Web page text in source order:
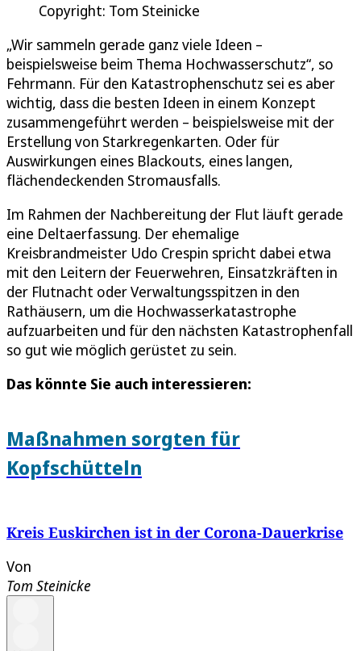
Copyright: Tom Steinicke
„Wir sammeln gerade ganz viele Ideen –
beispielsweise beim Thema Hochwasserschutz“, so
Fehrmann. Für den Katastrophenschutz sei es aber
wichtig, dass die besten Ideen in einem Konzept
zusammengeführt werden – beispielsweise mit der
Erstellung von Starkregenkarten. Oder für
Auswirkungen eines Blackouts, eines langen,
flächendeckenden Stromausfalls.
Im Rahmen der Nachbereitung der Flut läuft gerade
eine Deltaerfassung. Der ehemalige
Kreisbrandmeister Udo Crespin spricht dabei etwa
mit den Leitern der Feuerwehren, Einsatzkräften in
der Flutnacht oder Verwaltungsspitzen in den
Rathäusern, um die Hochwasserkatastrophe
aufzuarbeiten und für den nächsten Katastrophenfall
so gut wie möglich gerüstet zu sein.
Das könnte Sie auch interessieren:
Maßnahmen sorgten für
Kopfschütteln
Kreis Euskirchen ist in der Corona-Dauerkrise
Von
Tom Steinicke